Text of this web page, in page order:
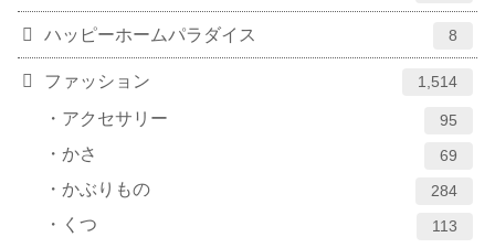
ハッピーホームパラダイス 8
ファッション 1,514
アクセサリー 95
かさ 69
かぶりもの 284
くつ 113